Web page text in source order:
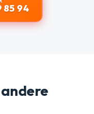
85 94